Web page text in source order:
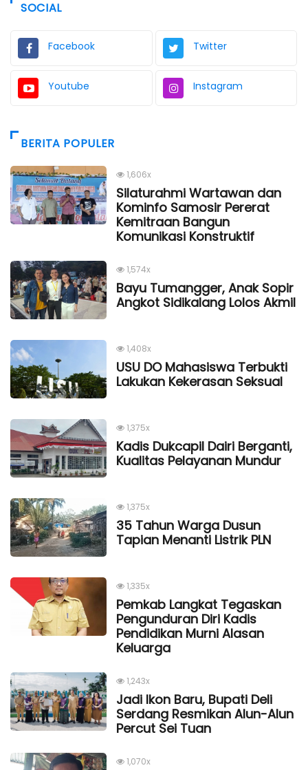
SOCIAL
Facebook Twitter
Youtube Instagram
BERITA POPULER
1,606x
Silaturahmi Wartawan dan
Kominfo Samosir Pererat
Kemitraan Bangun
Komunikasi Konstruktif
1,574x
Bayu Tumangger, Anak Sopir
Angkot Sidikalang Lolos Akmil
1,408x
USU DO Mahasiswa Terbukti
Lakukan Kekerasan Seksual
1,375x
Kadis Dukcapil Dairi Berganti,
Kualitas Pelayanan Mundur
1,375x
35 Tahun Warga Dusun
Tapian Menanti Listrik PLN
1,335x
Pemkab Langkat Tegaskan
Pengunduran Diri Kadis
Pendidikan Murni Alasan
Keluarga
1,243x
Jadi Ikon Baru, Bupati Deli
Serdang Resmikan Alun-Alun
Percut Sei Tuan
1,070x